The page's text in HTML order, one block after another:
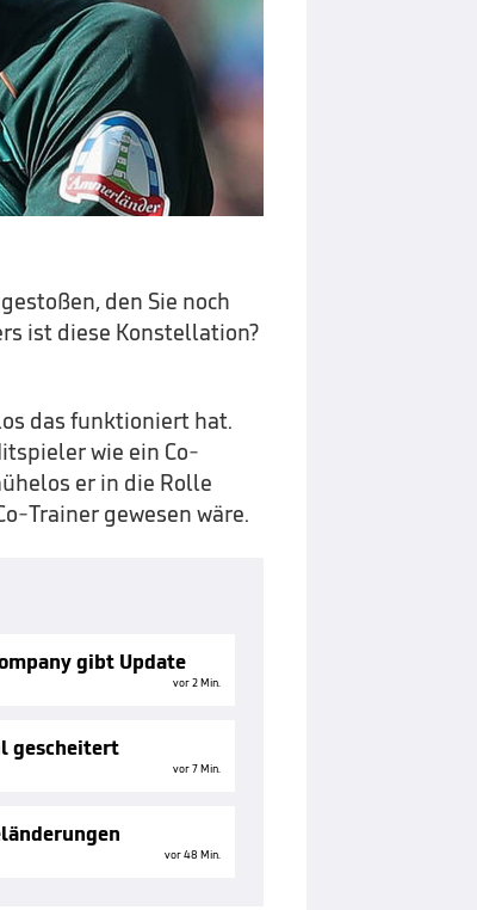
den Sie noch
ist diese Konstellation?
das funktioniert hat.
wie ein Co-
er in die Rolle
Trainer gewesen wäre.
gibt Update
vor 2 Min.
gescheitert
vor 7 Min.
vor 48 Min.